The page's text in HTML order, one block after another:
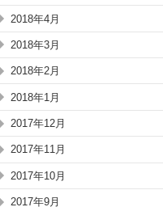
2018年4月
2018年3月
2018年2月
2018年1月
2017年12月
2017年11月
2017年10月
2017年9月